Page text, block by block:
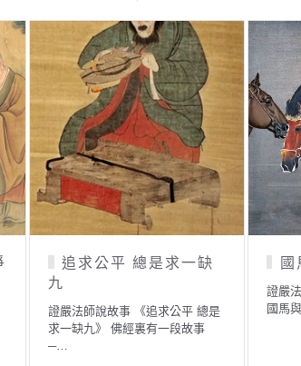
追求公平 總是求一缺
九
證嚴法師說故事 《追求公平 總是
求一缺九》 佛經裏有一段故事
─…
國
證嚴
國馬